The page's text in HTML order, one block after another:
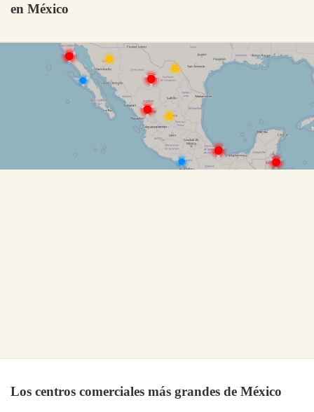
en México
Los centros comerciales más grandes de México